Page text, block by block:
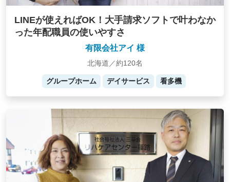
LINEが使えればOK！大手請求ソフトで叶わなか
った年配職員の使いやすさ
有限会社アイ 様
北海道／約120名
グループホーム デイサービス 看多機